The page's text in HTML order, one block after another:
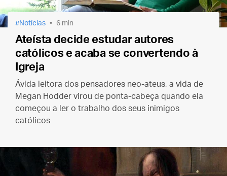
Notícias 6 min
Ateísta decide estudar autores
católicos e acaba se convertendo à
Igreja
Ávida leitora dos pensadores neo-ateus, a vida de
Megan Hodder virou de ponta-cabeça quando ela
começou a ler o trabalho dos seus inimigos
católicos